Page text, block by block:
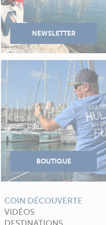
COIN DÉCOUVERTE
VIDÉOS